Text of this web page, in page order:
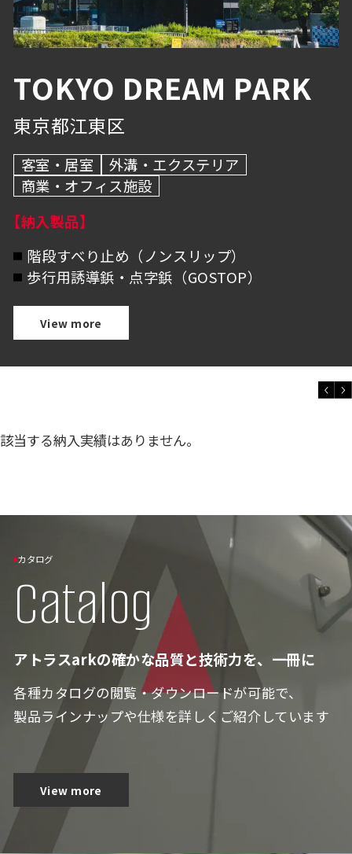
抗菌・抗ウイルス技術
駐車場・倉庫
外溝・エクステリア
トイレ
TOKYO DREAM PARK
東京都江東区
客室・居室
外溝・エクステリア
商業・オフィス施設
【納入製品】
階段すべり止め（ノンスリップ）
歩行用誘導鋲・点字鋲（GOSTOP）
View more
該当する納入実績はありません。
カタログ
Catalog
アトラスarkの確かな品質と技術力を、一冊に
各種カタログの閲覧・ダウンロードが可能で、
製品ラインナップや仕様を詳しくご紹介しています
View more